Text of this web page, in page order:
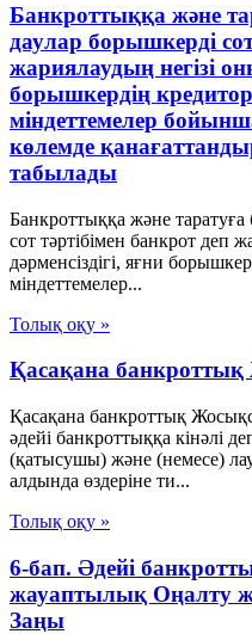
Банкроттыққа және
даулар борышкерді
жариялаудың негізі
борышкердің
міндеттемелер
көлемде
табылады
Банкроттыққа және
сот тәртібімен банкрот деп
дәрменсіздігі, яғни
міндеттемелер...
Толық оқу »
Қасақана
Қасақана банкроттық
әдейі банкроттыққа кінәлі
(қатысушы) және (немесе)
алдында өздеріне ти...
Толық оқу »
6-бап. Әдейі
жауаптылық Оңалту
Заңы